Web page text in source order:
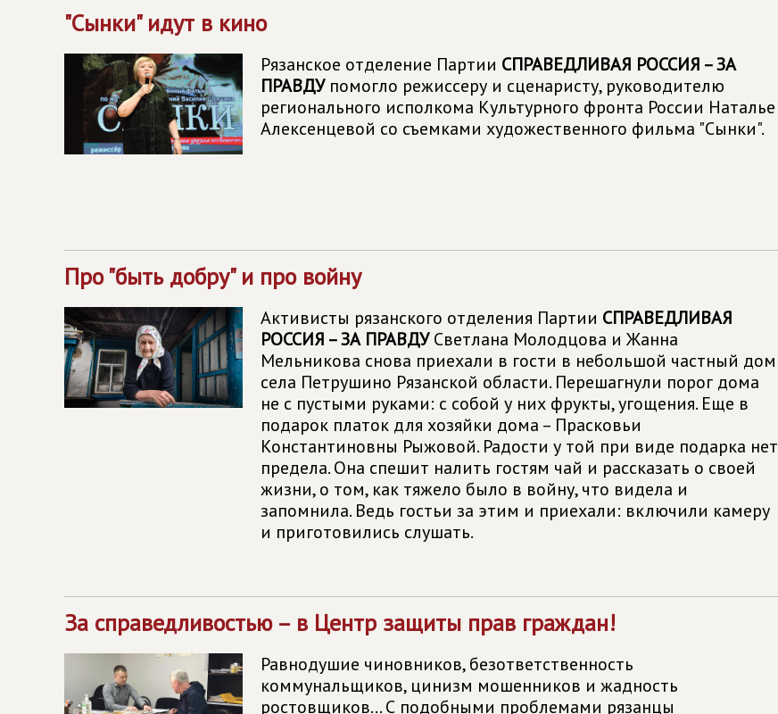
"Сынки" идут в кино
Рязанское отделение Партии СПРАВЕДЛИВАЯ РОССИЯ – ЗА
ПРАВДУпомогло режиссеру и сценаристу, руководителю
регионального исполкома Культурного фронта России Наталье
Алексенцевой со съемками художественного фильма "Сынки".
Про "быть добру" и про войну
Активисты рязанского отделения Партии СПРАВЕДЛИВАЯ
РОССИЯ – ЗА ПРАВДУСветлана Молодцова и Жанна
Мельникова снова приехали в гости в небольшой частный дом
села Петрушино Рязанской области. Перешагнули порог дома
не с пустыми руками: с собой у них фрукты, угощения. Еще в
подарок платок для хозяйки дома – Прасковьи
Константиновны Рыжовой. Радости у той при виде подарка нет
предела. Она спешит налить гостям чай и рассказать о своей
жизни, о том, как тяжело было в войну, что видела и
запомнила. Ведь гостьи за этим и приехали: включили камеру
и приготовились слушать.
За справедливостью – в Центр защиты прав граждан!
Равнодушие чиновников, безответственность
коммунальщиков, цинизм мошенников и жадность
ростовщиков... С подобными проблемами рязанцы